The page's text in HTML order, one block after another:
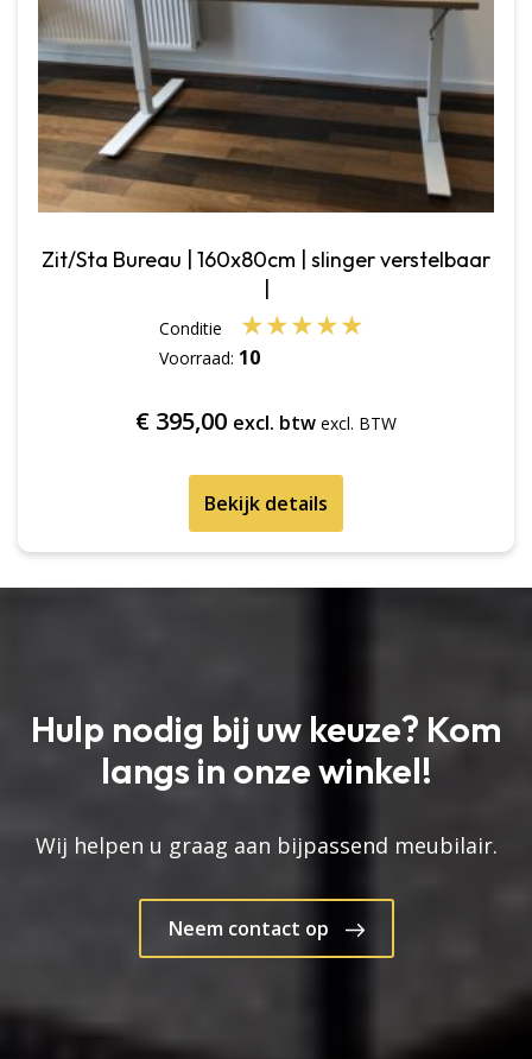
Zit/Sta Bureau | 160x80cm | slinger verstelbaar
Voorraad: 10
★★★★★
€ 395,00 excl. btw
Bekijk details
Hulp nodig bij uw keuze? Kom
langs in onze winkel!
Wij helpen u graag aan bijpassend meubilair.
Neem contact op